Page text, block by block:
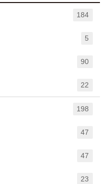
184
5
90
22
198
47
47
23